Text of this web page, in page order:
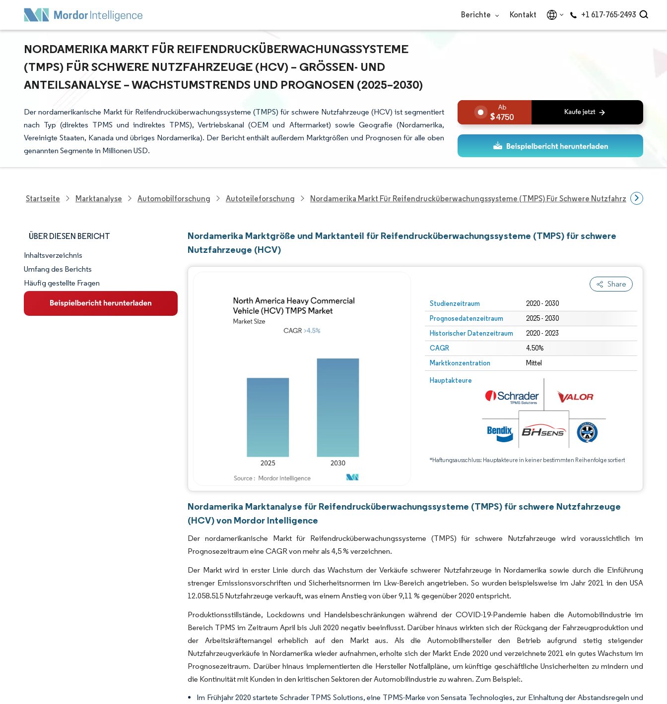
Berichte Kontakt +1 617-765-2493
NORDAMERIKA MARKT FÜR REIFENDRUCKÜBERWACHUNGSSYSTEME
(TMPS) FÜR SCHWERE NUTZFAHRZEUGE (HCV) – GRÖSSEN- UND A
NTEILSANALYSE – WACHSTUMSTRENDS UND PROGNOSEN (2025–2030)
Der nordamerikanische Markt für Reifendrucküberwachungssysteme (TMPS) für schwere Nutzfahrzeuge (HCV) ist segmentiert
nach Typ (direktes TPMS und indirektes TPMS), Vertriebskanal (OEM und Aftermarket) sowie Geografie (Nordamerika,
Vereinigte Staaten, Kanada und übriges Nordamerika). Der Bericht enthält außerdem Marktgrößen und Prognosen für alle oben
genannten Segmente in Millionen USD.
4750
Startseite Marktanalyse Automobilforschung Autoteileforschung Nordamerika Markt Für Reifendrucküberwachungssysteme (TMPS) Für Schwere Nutzfahrzeuge
ÜBER DIESEN BERICHT
Marktschnappschuss
Marktübersicht
Wichtige Markttrends
Inhaltsverzeichnis
Umfang des Berichts
Häufig gestellte Fragen
Nordamerika Marktgröße und Marktanteil für Reifendrucküberwachungssysteme (TMPS) für schwere
Nutzfahrzeuge (HCV)
Share
Studienzeitraum 2020 - 2030
Prognosedatenzeitraum 2025 - 2030
Historischer Datenzeitraum 2020 - 2023
CAGR 4.50%
Marktkonzentration Mittel
Hauptakteure
*Haftungsausschluss: Hauptakteure in keiner bestimmten Reihenfolge sortiert
Nordamerika Marktanalyse für Reifendrucküberwachungssysteme (TMPS) für schwere Nutzfahrzeuge
(HCV) von Mordor Intelligence
Der nordamerikanische Markt für Reifendrucküberwachungssysteme (TMPS) für schwere Nutzfahrzeuge wird voraussichtlich im
Prognosezeitraum eine CAGR von mehr als 4,5 % verzeichnen.
Der Markt wird in erster Linie durch das Wachstum der Verkäufe schwerer Nutzfahrzeuge in Nordamerika sowie durch die Einführung
strenger Emissionsvorschriften und Sicherheitsnormen im Lkw-Bereich angetrieben. So wurden beispielsweise im Jahr 2021 in den USA
12.058.515 Nutzfahrzeuge verkauft, was einem Anstieg von über 9,11 % gegenüber 2020 entspricht.
Produktionsstillstände, Lockdowns und Handelsbeschränkungen während der COVID-19-Pandemie haben die Automobilindustrie im
Bereich TPMS im Zeitraum April bis Juli 2020 negativ beeinflusst. Darüber hinaus wirkten sich der Rückgang der Fahrzeugproduktion und
der Arbeitskräftemangel erheblich auf den Markt aus. Als die Automobilhersteller den Betrieb aufgrund stetig steigender
Nutzfahrzeugverkäufe in Nordamerika wieder aufnahmen, erholte sich der Markt Ende 2020 und verzeichnete 2021 ein gutes Wachstum im
Prognosezeitraum. Darüber hinaus implementierten die Hersteller Notfallpläne, um künftige geschäftliche Unsicherheiten zu mindern und
die Kontinuität mit Kunden in den kritischen Sektoren der Automobilindustrie zu wahren. Zum Beispiel:.
Im Frühjahr 2020 startete Schrader TPMS Solutions, eine TPMS-Marke von Sensata Technologies, zur Einhaltung der Abstandsregeln und